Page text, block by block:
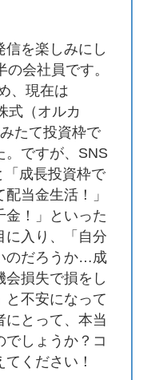
信を楽しみにし
会社員です。
、現在は
式（オルカ
たて投資枠で
。ですが、SNS
「成長投資枠で
当金生活！」
金！」といった
に入り、「自分
のだろうか…成
会損失で損をし
不安になって
にとって、本当
でしょうか？コ
ください！